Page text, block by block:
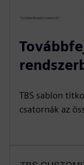
TBS sablon
csatornák az